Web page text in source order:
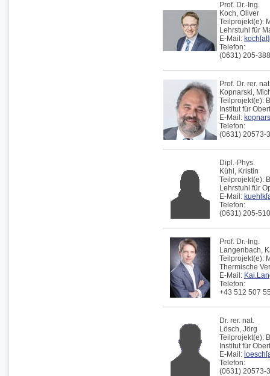
Prof. Dr.-Ing.
Koch, Oliver
Teilprojekt(e):
Lehrstuhl für
E-Mail:
Telefon:
(0631) 205-
Prof. Dr. rer.
Kopnarski,
Teilprojekt(e):
Institut für
E-Mail:
Telefon:
(0631) 20573-
Dipl.-Phys.
Kühl, Kristin
Teilprojekt(e):
Lehrstuhl für
E-Mail:
Telefon:
(0631) 205-
Prof. Dr.-Ing.
Langenbach,
Teilprojekt(e):
Thermische
E-Mail:
Telefon:
+43 512 507
Dr. rer. nat.
Lösch, Jörg
Teilprojekt(e):
Institut für
E-Mail:
Telefon:
(0631) 20573-